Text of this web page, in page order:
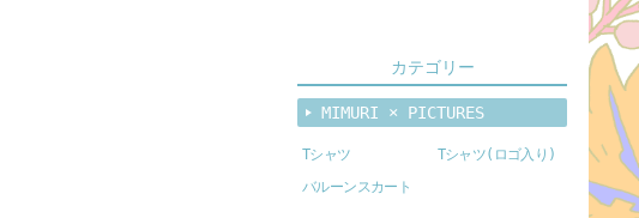
カテゴリー
MIMURI × PICTURES
Tシャツ
Tシャツ(ロゴ入り)
バルーンスカート